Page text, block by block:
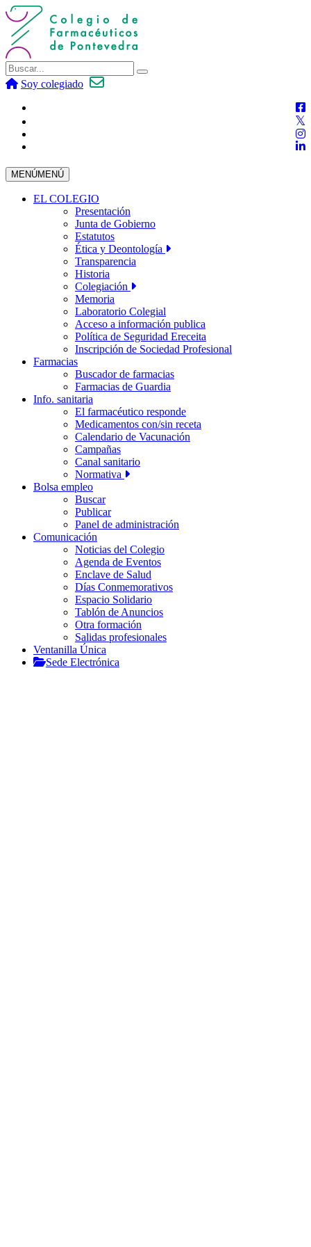
Soy colegiado
MENÚMENÚ
EL COLEGIO
Presentación
Junta de Gobierno
Estatutos
Ética y Deontología
Transparencia
Historia
Colegiación
Memoria
Laboratorio Colegial
Acceso a información publica
Política de Seguridad Ereceita
Inscripción de Sociedad Profesional
Farmacias
Buscador de farmacias
Farmacias de Guardia
Info. sanitaria
El farmacéutico responde
Medicamentos con/sin receta
Calendario de Vacunación
Campañas
Canal sanitario
Normativa
Bolsa empleo
Buscar
Publicar
Panel de administración
Comunicación
Noticias del Colegio
Agenda de Eventos
Enclave de Salud
Días Conmemorativos
Espacio Solidario
Tablón de Anuncios
Otra formación
Salidas profesionales
Ventanilla Única
Sede Electrónica